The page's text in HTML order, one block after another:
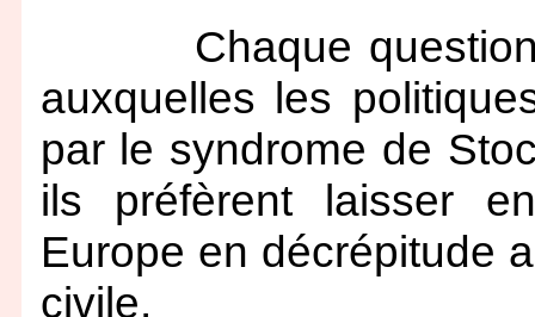
Chaque question
auxquelles les
par le syndrome de
ils préfèrent laisser
Europe en décrépitude
civile.